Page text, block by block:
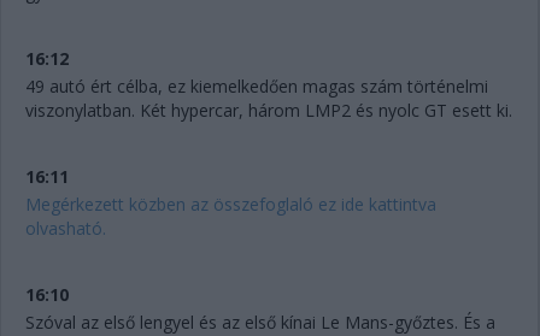
16:12
49 autó ért célba, ez kiemelkedően magas szám történelmi
viszonylatban. Két hypercar, három LMP2 és nyolc GT esett ki.
16:11
Megérkezett közben az összefoglaló ez ide kattintva
olvasható.
16:10
Szóval az első lengyel és az első kínai Le Mans-győztes. És a